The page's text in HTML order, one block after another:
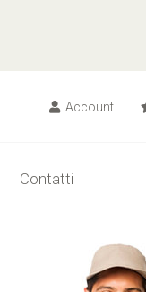
Account
Contatti